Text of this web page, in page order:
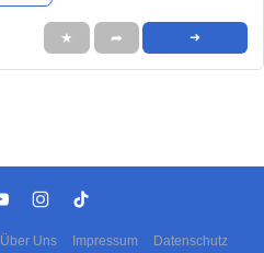
★ ➦ ➜
Über Uns Impressum Datenschutz